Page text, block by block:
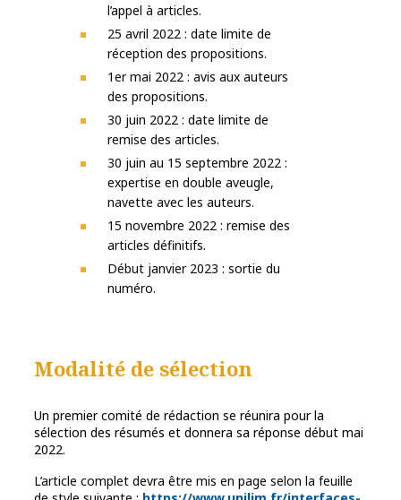
l’appel à articles.
25 avril 2022 : date limite de
réception des propositions.
1er mai 2022 : avis aux auteurs
des propositions.
30 juin 2022 : date limite de
remise des articles.
30 juin au 15 septembre 2022 :
expertise en double aveugle,
navette avec les auteurs.
15 novembre 2022 : remise des
articles définitifs.
Début janvier 2023 : sortie du
numéro.
Modalité de sélection
Un premier comité de rédaction se réunira pour la
sélection des résumés et donnera sa réponse début mai
2022.
L’article complet devra être mis en page selon la feuille